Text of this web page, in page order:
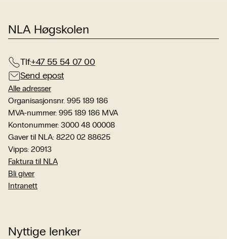
NLA Høgskolen
Tlf:+47 55 54 07 00
Send epost
Alle adresser
Organisasjonsnr. 995 189 186
MVA-nummer: 995 189 186 MVA
Kontonummer: 3000 48 00008
Gaver til NLA: 8220 02 88625
Vipps: 20913
Faktura til NLA
Bli giver
Intranett
Nyttige lenker